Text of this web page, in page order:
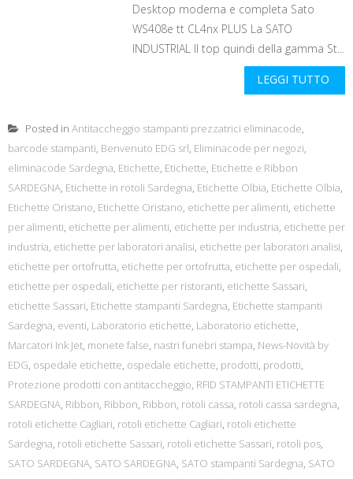
Desktop moderna e completa Sato
WS408e tt CL4nx PLUS La SATO
INDUSTRIAL Il top quindi della gamma St...
LEGGI TUTTO
Posted in Antitaccheggio stampanti prezzatrici eliminacode,
barcode stampanti, Benvenuto EDG srl, Eliminacode per negozi,
eliminacode Sardegna, Etichette, Etichette, Etichette e Ribbon
SARDEGNA, Etichette in rotoli Sardegna, Etichette Olbia, Etichette Olbia,
Etichette Oristano, Etichette Oristano, etichette per alimenti, etichette
per alimenti, etichette per alimenti, etichette per industria, etichette per
industria, etichette per laboratori analisi, etichette per laboratori analisi,
etichette per ortofrutta, etichette per ortofrutta, etichette per ospedali,
etichette per ospedali, etichette per ristoranti, etichette Sassari,
etichette Sassari, Etichette stampanti Sardegna, Etichette stampanti
Sardegna, eventi, Laboratorio etichette, Laboratorio etichette,
Marcatori Ink Jet, monete false, nastri funebri stampa, News-Novità by
EDG, ospedale etichette, ospedale etichette, prodotti, prodotti,
Protezione prodotti con antitaccheggio, RFID STAMPANTI ETICHETTE
SARDEGNA, Ribbon, Ribbon, Ribbon, rotoli cassa, rotoli cassa sardegna,
rotoli etichette Cagliari, rotoli etichette Cagliari, rotoli etichette
Sardegna, rotoli etichette Sassari, rotoli etichette Sassari, rotoli pos,
SATO SARDEGNA, SATO SARDEGNA, SATO stampanti Sardegna, SATO